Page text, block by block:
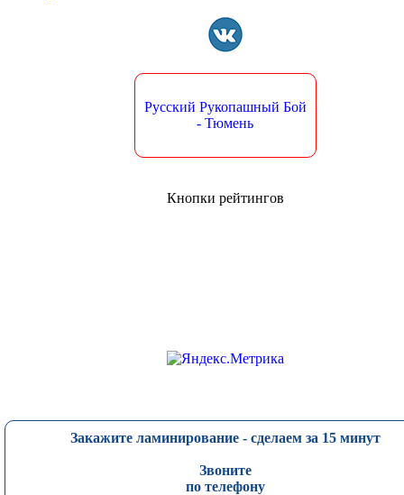
Русский Рукопашный Бой
- Тюмень
Кнопки рейтингов
Закажите ламинирование - сделаем за 15 минут
Звоните
по телефону